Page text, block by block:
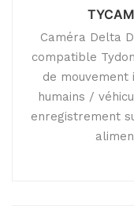
Caméra Delta
compatible
de mouvement
humains /
enregistrement